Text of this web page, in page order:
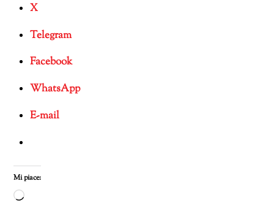
X
Telegram
Facebook
WhatsApp
E-mail
Mi piace:
Caricamento